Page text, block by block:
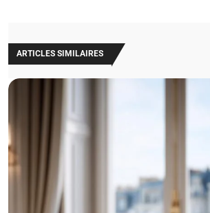
ARTICLES SIMILAIRES